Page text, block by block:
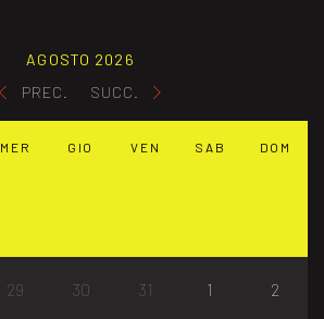
PREC.
AGOSTO 2026
SUCC.
MER GIO VEN SAB DOM
29 30 31 1 2